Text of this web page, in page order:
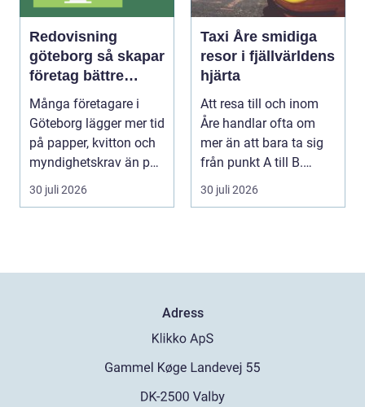
Redovisning
göteborg så skapar
företag bättre
kontroll och mer
tid
Många företagare i
Göteborg lägger mer tid
på papper, kvitton och
myndighetskrav än på
kunder och ut...
30 juli 2026
Taxi Åre smidiga
resor i fjällvärldens
hjärta
Att resa till och inom
Åre handlar ofta om
mer än att bara ta sig
från punkt A till B.
Vädret skifta...
30 juli 2026
Adress